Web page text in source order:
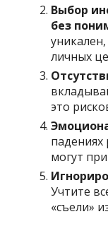
Выбор
без
личных
это
могут
Учтите
«съели»